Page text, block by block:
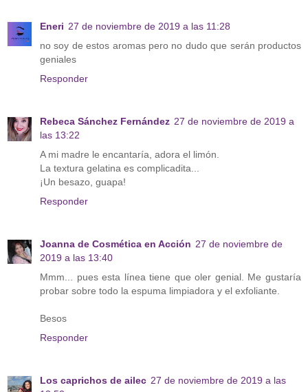
Eneri 27 de noviembre de 2019 a las 11:28
no soy de estos aromas pero no dudo que serán productos
geniales
Responder
Rebeca Sánchez Fernández 27 de noviembre de 2019 a
las 13:22
A mi madre le encantaría, adora el limón.
La textura gelatina es complicadita...
¡Un besazo, guapa!
Responder
Joanna de Cosmética en Acción 27 de noviembre de
2019 a las 13:40
Mmm... pues esta línea tiene que oler genial. Me gustaría
probar sobre todo la espuma limpiadora y el exfoliante.
Besos
Responder
Los caprichos de ailec 27 de noviembre de 2019 a las